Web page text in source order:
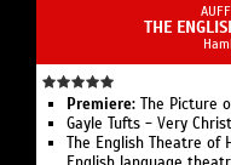
THE
Premiere: The Picture
Gayle Tufts - Very
The English Theatre of